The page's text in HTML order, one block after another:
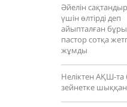
Әйелін
үшін өлтірді деп
айыпталған
пастор сотқа
жұмды
Неліктен АҚШ-та
зейнетке шыққан